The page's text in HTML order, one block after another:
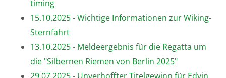
timing
15.10.2025 - Wichtige Informationen zur Wiking-
Sternfahrt
13.10.2025 - Meldeergebnis für die Regatta um
die "Silbernen Riemen von Berlin 2025"
29.07.2025 - Unverhoffter Titelgewinn für Edvin